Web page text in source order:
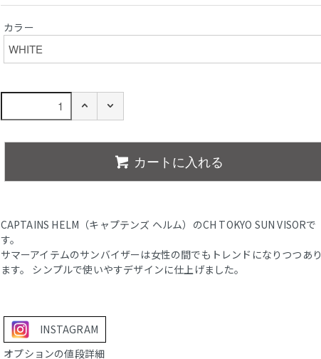
カラー
カートに入れる
CAPTAINS HELM（キャプテンズ ヘルム）のCH TOKYO SUN VISORで
す。
サマーアイテムのサンバイザーは女性の間でもトレンドになりつつあり
ます。 シンプルで使いやすデザインに仕上げました。
INSTAGRAM
オプションの値段詳細